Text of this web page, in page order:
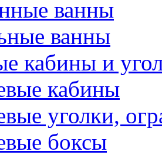
ванны
ванны
кабины и
кабины
уголки,
боксы